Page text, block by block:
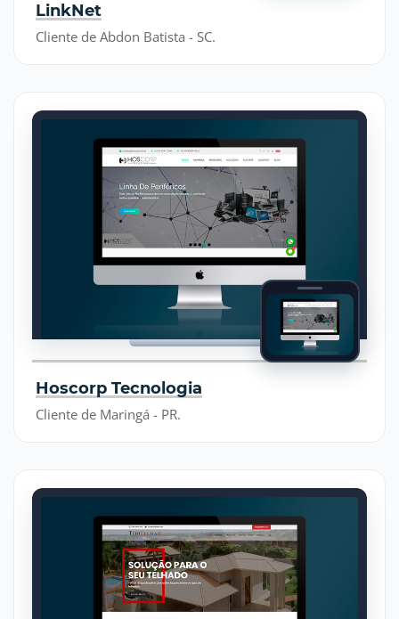
LinkNet
Cliente de Abdon Batista - SC.
Hoscorp Tecnologia
Cliente de Maringá - PR.